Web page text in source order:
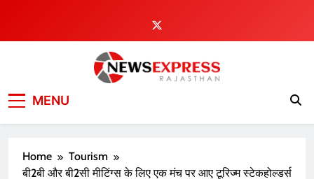
content
MENU
Home
Tourism
बी2बी और बी2सी मीटिंग्स के लिए एक मंच पर आए टूरिज्म स्टेकहोल्डर्स